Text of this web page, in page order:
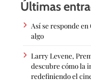
Últimas
Así se responde
algo
Larry Levene,
descubre cómo la
redefiniendo el